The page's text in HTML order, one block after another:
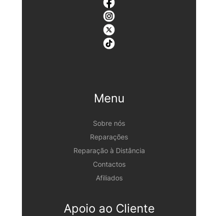
Menu
Sobre nós
Reparações
Reparação à Distância
Contactos
Afiliados
Apoio ao Cliente